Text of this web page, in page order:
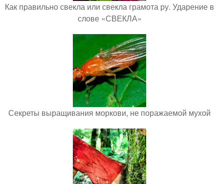
Как правильно свекла или свекла грамота ру. Ударение в
слове «СВЕКЛА»
Секреты выращивания моркови, не поражаемой мухой